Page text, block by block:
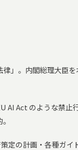
」。内閣総理大臣
AI Act のような禁止
定の計画・各種ガイ